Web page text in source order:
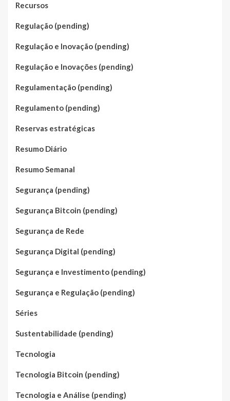
Recursos
Regulação (pending)
Regulação e Inovação (pending)
Regulação e Inovações (pending)
Regulamentação (pending)
Regulamento (pending)
Reservas estratégicas
Resumo Diário
Resumo Semanal
Segurança (pending)
Segurança Bitcoin (pending)
Segurança de Rede
Segurança Digital (pending)
Segurança e Investimento (pending)
Segurança e Regulação (pending)
Séries
Sustentabilidade (pending)
Tecnologia
Tecnologia Bitcoin (pending)
Tecnologia e Análise (pending)